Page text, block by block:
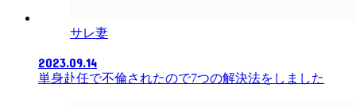
サレ妻
2023.09.14
単身赴任で不倫されたので7つの解決法をしました